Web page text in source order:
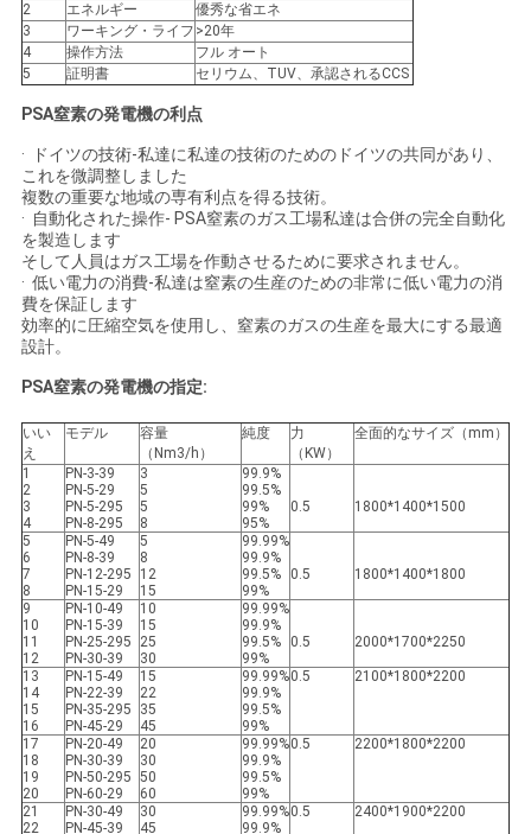
件
引
金
を
求
め
て
く
だ
さ
い
NEWS
SITEMAP
プ
ラ
2
エネルギー
優秀な省エネ
3
ワーキング・ライフ >20年
4
操作方法
フル オート
5
証明書 セリウム、TUV、承認されるCCS
PSA窒素の発電機の利点
· ドイツの技術-私達に私達の技術のためのドイツの共同があり、
これを微調整しました
複数の重要な地域の専有利点を得る技術。
· 自動化された操作- PSA窒素のガス工場私達は合併の完全自動化
を製造します
そして人員はガス工場を作動させるために要求されません。
· 低い電力の消費-私達は窒素の生産のための非常に低い電力の消
費を保証します
効率的に圧縮空気を使用し、窒素のガスの生産を最大にする最適
設計。
PSA窒素の発電機の指定:
いい
え
モデル
容量
（Nm3/h）
純度
力
（KW）
全面的なサイズ（mm）
1
2
3
4
PN-3-39
PN-5-29
PN-5-295
PN-8-295
3
5
5
8
99.9%
99.5%
99%
95%
0.5 1800*1400*1500
5
6
7
8
PN-5-49
PN-8-39
PN-12-295
PN-15-29
5
8
12
15
99.99%
99.9%
99.5%
99%
0.5 1800*1400*1800
9
10
11
12
PN-10-49
PN-15-39
PN-25-295
PN-30-39
10
15
25
30
99.99%
99.9%
99.5%
99%
0.5 2000*1700*2250
13
14
15
16
PN-15-49
PN-22-39
PN-35-295
PN-45-29
15
22
35
45
99.99%
99.9%
99.5%
99%
0.5 2100*1800*2200
17
18
19
20
PN-20-49
PN-30-39
PN-50-295
PN-60-29
20
30
50
60
99.99%
99.9%
99.5%
99%
0.5 2200*1800*2200
21
22
PN-30-49
PN-45-39
30
45
99.99%
99.9%
0.5 2400*1900*2200